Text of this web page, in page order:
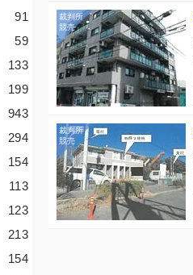
91
59
133
199
943
294
154
113
123
213
154